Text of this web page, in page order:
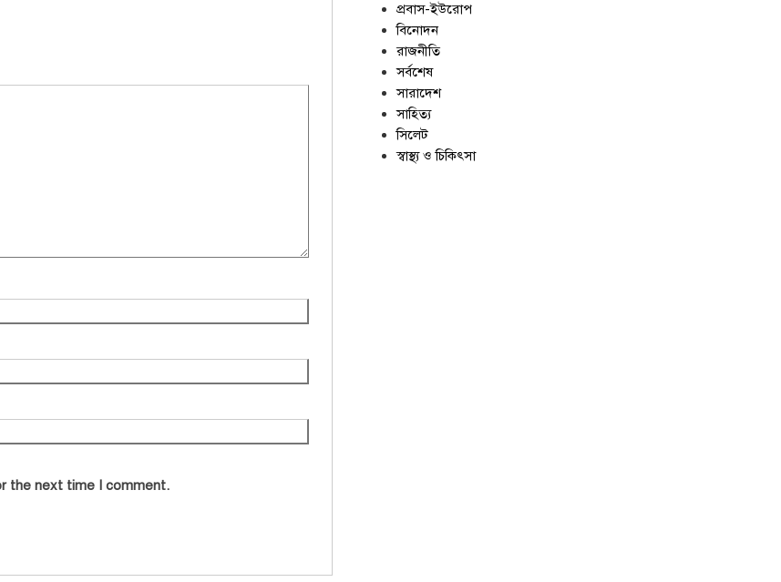
the next time I comment.
প্রবাস-ইউরোপ
বিনোদন
রাজনীতি
সর্বশেষ
সারাদেশ
সাহিত্য
সিলেট
স্বাস্থ্য ও চিকিৎসা